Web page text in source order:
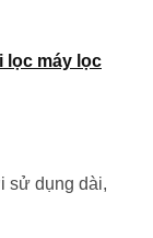
lọc máy lọc
sử dụng dài,